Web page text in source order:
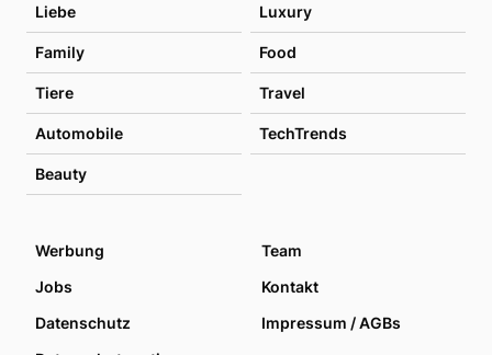
Liebe Luxury
Family Food
Tiere Travel
Automobile TechTrends
Beauty
Werbung
Team
Jobs
Kontakt
Datenschutz
Impressum / AGBs